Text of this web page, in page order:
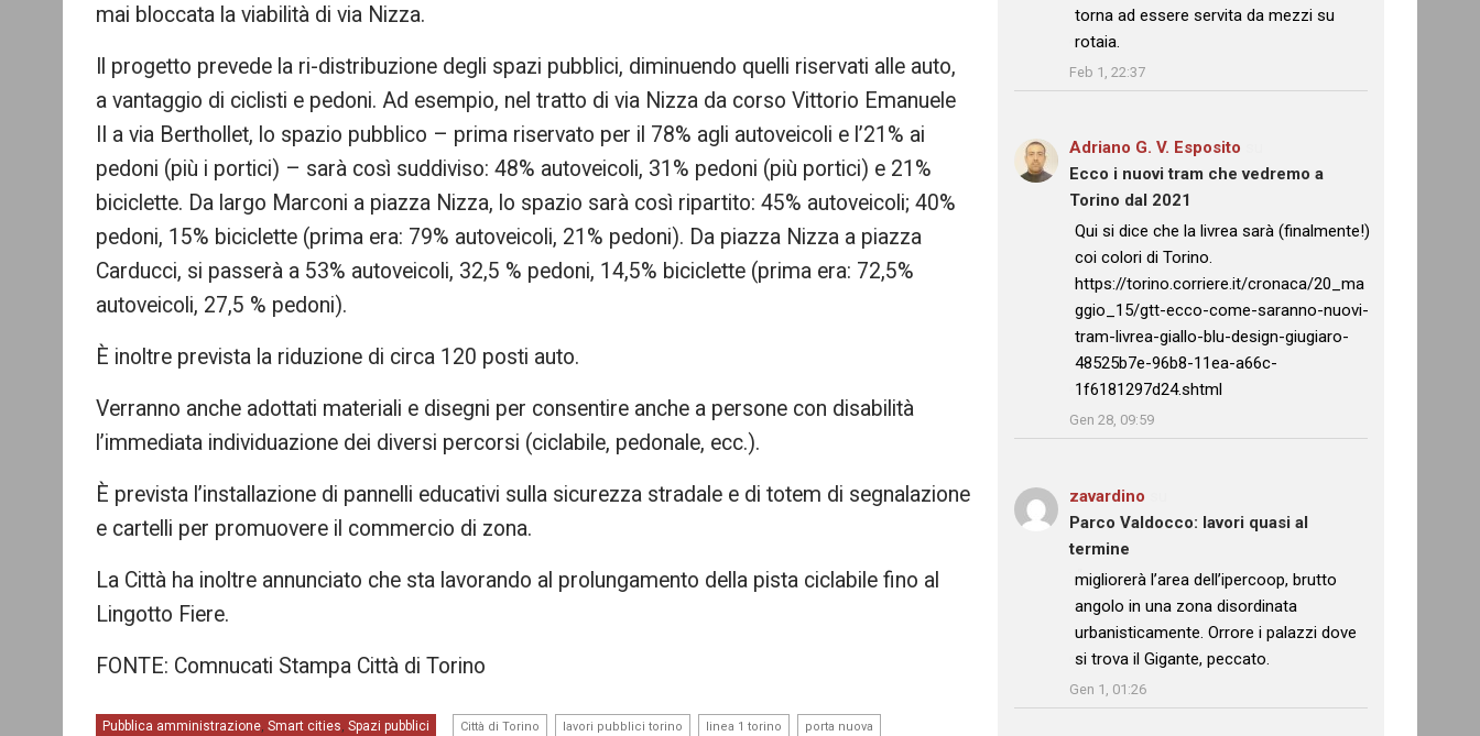
mai bloccata la viabilità di via Nizza.
Il progetto prevede la ri-distribuzione degli spazi pubblici, diminuendo quelli riservati alle auto,
a vantaggio di ciclisti e pedoni. Ad esempio, nel tratto di via Nizza da corso Vittorio Emanuele
II a via Berthollet, lo spazio pubblico – prima riservato per il 78% agli autoveicoli e l’21% ai
pedoni (più i portici) – sarà così suddiviso: 48% autoveicoli, 31% pedoni (più portici) e 21%
biciclette. Da largo Marconi a piazza Nizza, lo spazio sarà così ripartito: 45% autoveicoli; 40%
pedoni, 15% biciclette (prima era: 79% autoveicoli, 21% pedoni). Da piazza Nizza a piazza
Carducci, si passerà a 53% autoveicoli, 32,5 % pedoni, 14,5% biciclette (prima era: 72,5%
autoveicoli, 27,5 % pedoni).
È inoltre prevista la riduzione di circa 120 posti auto.
Verranno anche adottati materiali e disegni per consentire anche a persone con disabilità
l’immediata individuazione dei diversi percorsi (ciclabile, pedonale, ecc.).
È prevista l’installazione di pannelli educativi sulla sicurezza stradale e di totem di segnalazione
e cartelli per promuovere il commercio di zona.
La Città ha inoltre annunciato che sta lavorando al prolungamento della pista ciclabile fino al
Lingotto Fiere.
FONTE: Comnucati Stampa Città di Torino
Pubblica amministrazione, Smart cities, Spazi pubblici Città di Torino lavori pubblici torino linea 1 torino porta nuova
torna ad essere servita da mezzi su
rotaia.
Feb 1, 22:37
Adriano G. V. Esposito
Ecco i nuovi tram che vedremo a
Torino dal 2021
: “
Qui si dice che la livrea sarà (finalmente!)
coi colori di Torino.
https://torino.corriere.it/cronaca/20_ma
ggio_15/gtt-ecco-come-saranno-nuovi-
tram-livrea-giallo-blu-design-giugiaro-
48525b7e-96b8-11ea-a66c-
1f6181297d24.shtml
Gen 28, 09:59
zavardino
Parco Valdocco: lavori quasi al
termine
: “
migliorerà l’area dell’ipercoop, brutto
angolo in una zona disordinata
urbanisticamente. Orrore i palazzi dove
si trova il Gigante, peccato.
Gen 1, 01:26